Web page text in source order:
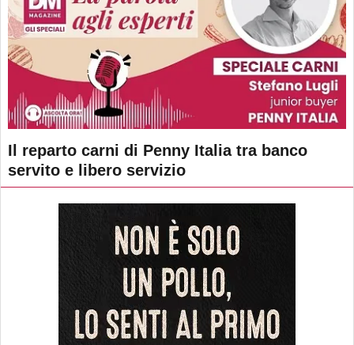
Il reparto carni di Penny Italia tra banco
servito e libero servizio